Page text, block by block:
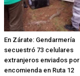
En Zárate: Gendarmería
secuestró 73 celulares
extranjeros enviados por
encomienda en Ruta 12